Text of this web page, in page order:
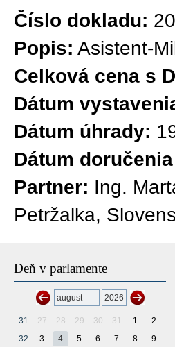
Číslo dokladu:
Popis: Asistent-
Celková cena s
Dátum
Dátum úhrady:
Dátum
Partner: Ing.
Petržalka,
Deň v parlamente
31 27 28 29 30 31 1
2
32
3 4 5 6 7 8
9